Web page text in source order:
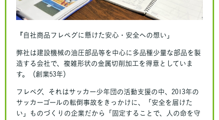
『自社商品フレぺグに懸けた安心・安全への想い」
弊社は建設機械の油圧部品等を中心に多品種少量な部品を製
造する会社で、複雑形状の金属切削加工を得意としていま
す。（創業53年）
フレペグ、それはサッカー少年団の活動支援の中、2013年の
サッカーゴールの転倒事故をきっかけに、「安全を届けた
い」ものづくりの企業だから「固定することで、人の命を守